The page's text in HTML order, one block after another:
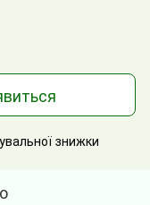
знижки